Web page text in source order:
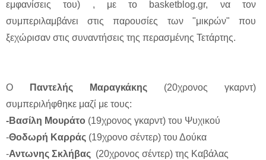
εμφανίσεις του) , με το basketblog.gr, να τον
συμπεριλαμβάνει στις παρουσίες των "μικρών" που
ξεχώρισαν στις συναντήσεις της περασμένης Τετάρτης.
Ο Παντελής Μαραγκάκης (20χρονος γκαρντ)
συμπεριλήφθηκε μαζί με τους:
-Βασίλη Μουράτο (19χρονος γκαρντ) του Ψυχικού
-Θοδωρή Καρράς (19χρονο σέντερ) του Δούκα
-Αντωνης Σκλήβας (20χρονος σέντερ) της Καβάλας